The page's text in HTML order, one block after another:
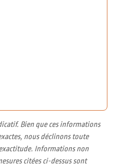
Bien que ces informations
nous déclinons toute
Informations non
citées ci-dessus sont